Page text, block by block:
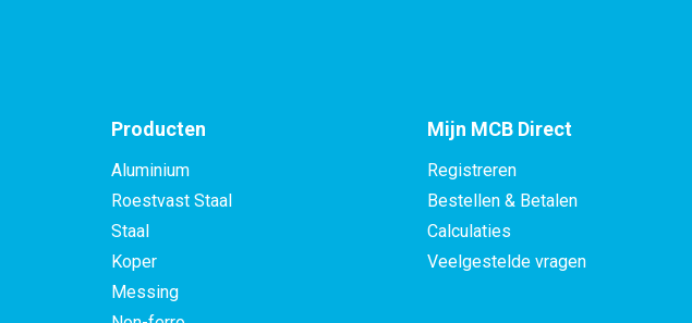
Producten
Aluminium
Roestvast Staal
Staal
Koper
Messing
Mijn MCB Direct
Registreren
Bestellen & Betalen
Calculaties
Veelgestelde vragen